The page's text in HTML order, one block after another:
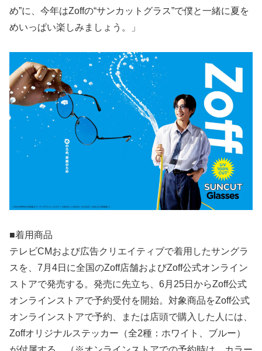
め”に、今年はZoffの“サンカットグラス”で僕と一緒に夏を
めいっぱい楽しみましょう。」
■着用商品
テレビCMおよび広告クリエイティブで着用したサングラ
スを、7月4日に全国のZoff店舗およびZoff公式オンライン
ストアで発売する。発売に先立ち、6月25日からZoff公式
オンラインストアで予約受付を開始。対象商品をZoff公式
オンラインストアで予約、または店頭で購入した人には、
Zoffオリジナルステッカー（全2種：ホワイト、ブルー）